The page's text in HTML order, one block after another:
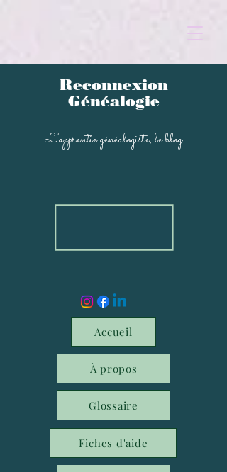
Reconnexion
Généalogie
L'apprentie généalogiste, le blog
Accueil
À propos
Glossaire
Fiches d'aide